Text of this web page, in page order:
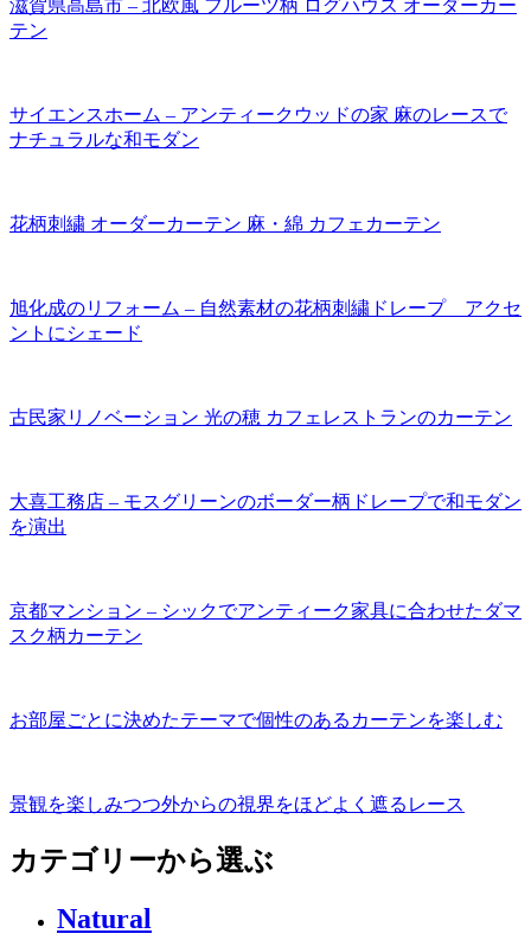
滋賀県高島市 – 北欧風 フルーツ柄 ログハウス オーダーカー
テン
サイエンスホーム – アンティークウッドの家 麻のレースで
ナチュラルな和モダン
花柄刺繍 オーダーカーテン 麻・綿 カフェカーテン
旭化成のリフォーム – 自然素材の花柄刺繍ドレープ アクセ
ントにシェード
古民家リノベーション 光の穂 カフェレストランのカーテン
大喜工務店 – モスグリーンのボーダー柄ドレープで和モダン
を演出
京都マンション – シックでアンティーク家具に合わせたダマ
スク柄カーテン
お部屋ごとに決めたテーマで個性のあるカーテンを楽しむ
景観を楽しみつつ外からの視界をほどよく遮るレース
カテゴリーから選ぶ
Natural